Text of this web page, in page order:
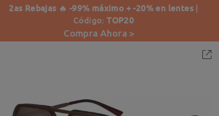
2as Rebajas 🔥 -99% máximo + -20% en lentes |
Código:TOP20
Compra Ahora >